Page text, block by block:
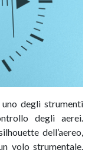
uno degli strumenti
degli aerei.
dell’aereo,
volo strumentale.